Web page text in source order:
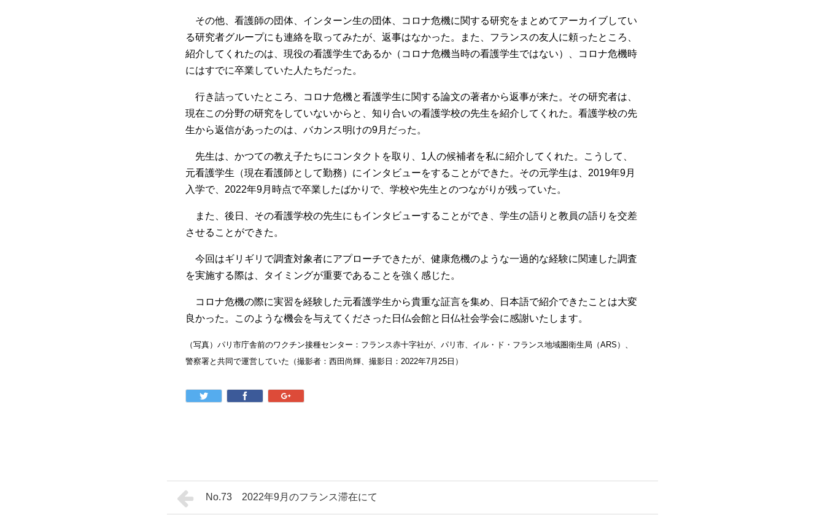
その他、看護師の団体、インターン生の団体、コロナ危機に関する研究をまとめてアーカイブしてい
る研究者グループにも連絡を取ってみたが、返事はなかった。また、フランスの友人に頼ったところ、
紹介してくれたのは、現役の看護学生であるか（コロナ危機当時の看護学生ではない）、コロナ危機時
にはすでに卒業していた人たちだった。
行き詰っていたところ、コロナ危機と看護学生に関する論文の著者から返事が来た。その研究者は、
現在この分野の研究をしていないからと、知り合いの看護学校の先生を紹介してくれた。看護学校の先
生から返信があったのは、バカンス明けの9月だった。
先生は、かつての教え子たちにコンタクトを取り、1人の候補者を私に紹介してくれた。こうして、
元看護学生（現在看護師として勤務）にインタビューをすることができた。その元学生は、2019年9月
入学で、2022年9月時点で卒業したばかりで、学校や先生とのつながりが残っていた。
また、後日、その看護学校の先生にもインタビューすることができ、学生の語りと教員の語りを交差
させることができた。
今回はギリギリで調査対象者にアプローチできたが、健康危機のような一過的な経験に関連した調査
を実施する際は、タイミングが重要であることを強く感じた。
コロナ危機の際に実習を経験した元看護学生から貴重な証言を集め、日本語で紹介できたことは大変
良かった。このような機会を与えてくださった日仏会館と日仏社会学会に感謝いたします。
（写真）パリ市庁舎前のワクチン接種センター：フランス赤十字社が、パリ市、イル・ド・フランス地域圏衛生局（ARS）、
警察署と共同で運営していた（撮影者：西田尚輝、撮影日：2022年7月25日）
No.73 2022年9月のフランス滞在にて